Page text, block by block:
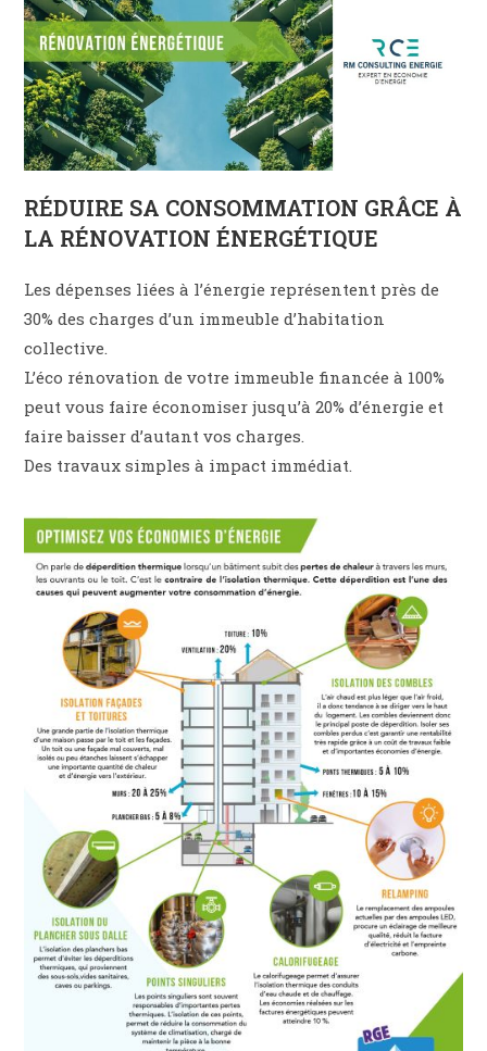
RÉDUIRE SA CONSOMMATION GRÂCE À
LA RÉNOVATION ÉNERGÉTIQUE
Les dépenses liées à l’énergie représentent près de
30% des charges d’un immeuble d’habitation
collective.
L’éco rénovation de votre immeuble financée à 100%
peut vous faire économiser jusqu’à 20% d’énergie et
faire baisser d’autant vos charges.
Des travaux simples à impact immédiat.